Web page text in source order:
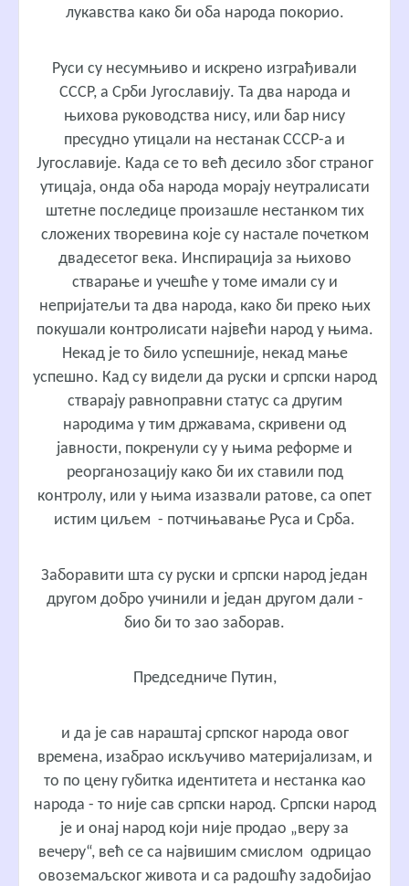
лукавства како би оба народа покорио.
Руси су несумњиво и искрено изграђивали
СССР, а Срби Југославију. Та два народа и
њихова руководства нису, или бар нису
пресудно утицали на нестанак СССР-а и
Југославије. Када се то већ десило због страног
утицаја, онда оба народа морају неутралисати
штетне последице произашле нестанком тих
сложених творевина које су настале почетком
двадесетог века. Инспирација за њихово
стварање и учешће у томе имали су и
непријатељи та два народа, како би преко њих
покушали контролисати највећи народ у њима.
Некад је то било успешније, некад мање
успешно. Кад су видели да руски и српски народ
стварају равноправни статус са другим
народима у тим државама, скривени од
јавности, покренули су у њима реформе и
реорганозацију како би их ставили под
контролу, или у њима изазвали ратове, са опет
истим циљем - потчињавање Руса и Срба.
Заборавити шта су руски и српски народ један
другом добро учинили и један другом дали -
био би то зао заборав.
Председниче Путин,
и да је сав нараштај српског народа овог
времена, изабрао искључиво материјализам, и
то по цену губитка идентитета и нестанка као
народа - то није сав српски народ. Српски народ
је и онај народ који није продао „веру за
вечеру“, већ се са највишим смислом одрицао
овоземаљског живота и са радошћу задобијао